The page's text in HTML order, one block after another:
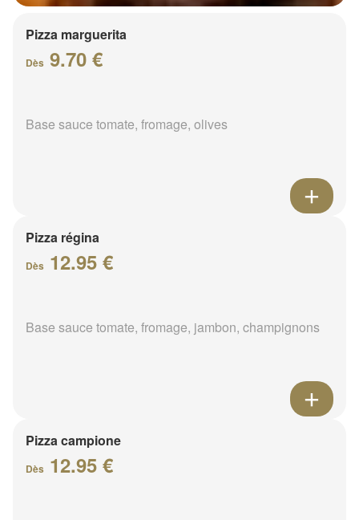
Pizza marguerita
Dès 9.70 €
Base sauce tomate, fromage, olives
Pizza régina
Dès 12.95 €
Base sauce tomate, fromage, jambon, champignons
Pizza campione
Dès 12.95 €